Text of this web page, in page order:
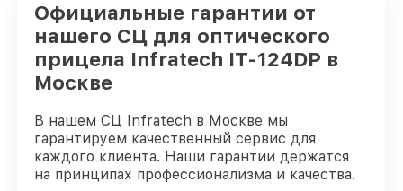
Официальные гарантии от
нашего СЦ для оптического
прицела Infratech IT-124DP в
Москве
В нашем СЦ Infratech в Москве мы
гарантируем качественный сервис для
каждого клиента. Наши гарантии держатся
на принципах профессионализма и качества.